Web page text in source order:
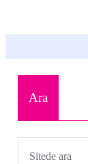
Ara